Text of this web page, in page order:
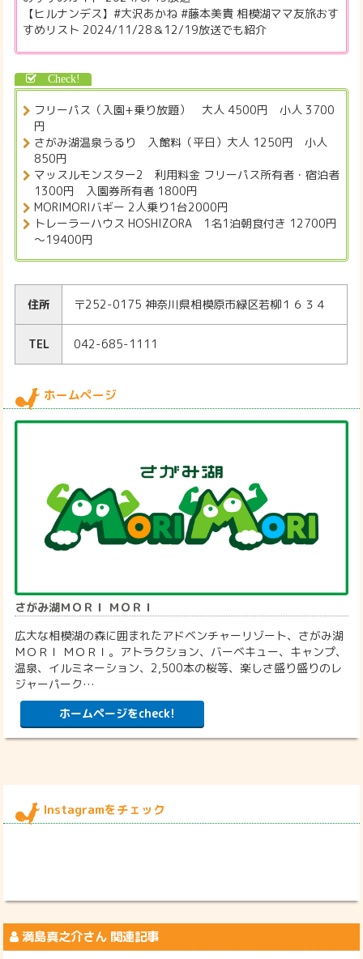
【ヒルナンデス】#大沢あかね #藤本美貴 相模湖ママ友旅おす
すめリスト 2024/11/28＆12/19放送でも紹介
フリーパス（入園+乗り放題） 大人 4500円 小人 3700
円
さがみ湖温泉うるり 入館料（平日）大人 1250円 小人
850円
マッスルモンスター2 利用料金 フリーパス所有者・宿泊者
1300円 入園券所有者 1800円
MORIMORIバギー 2人乗り1台2000円
トレーラーハウス HOSHIZORA 1名1泊朝食付き 12700円
～19400円
住所 〒252-0175 神奈川県相模原市緑区若柳１６３４
TEL 042-685-1111
ホームページ
さがみ湖ＭＯＲＩ ＭＯＲＩ
広大な相模湖の森に囲まれたアドベンチャーリゾート、さがみ湖
ＭＯＲＩ ＭＯＲＩ。アトラクション、バーベキュー、キャンプ、
温泉、イルミネーション、2,500本の桜等、楽しさ盛り盛りのレ
ジャーパーク…
ホームページをcheck!
Instagramをチェック
満島真之介さん 関連記事